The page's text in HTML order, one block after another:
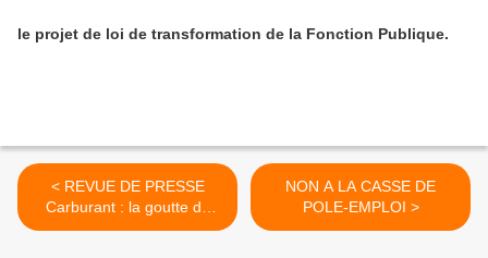
le projet de loi de transformation de la Fonction Publique.
< REVUE DE PRESSE
Carburant : la goutte de
trop pour les Français
NON A LA CASSE DE
POLE-EMPLOI >